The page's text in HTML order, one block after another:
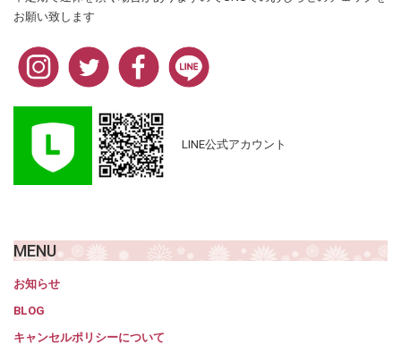
お願い致します
LINE公式アカウント
MENU
お知らせ
BLOG
キャンセルポリシーについて